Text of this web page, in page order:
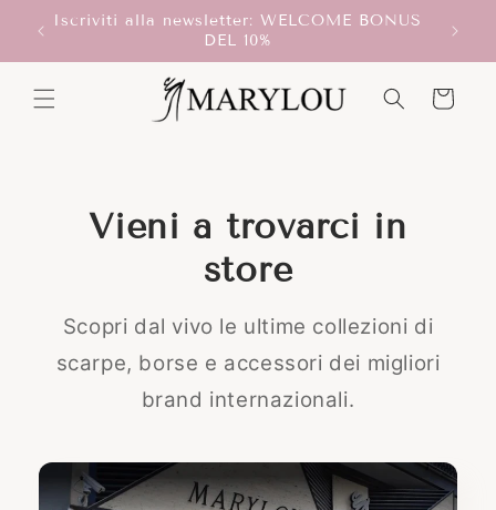
direttamente
Iscriviti alla newsletter: WELCOME BONUS
DEL 10%
Carrello
Vieni a trovarci in
store
Scopri dal vivo le ultime collezioni di
scarpe, borse e accessori dei migliori
brand internazionali.